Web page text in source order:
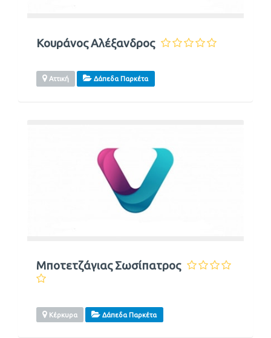
Κουράνος Αλέξανδρος
Αττική Δάπεδα Παρκέτα
Μποτετζάγιας Σωσίπατρος
Κέρκυρα Δάπεδα Παρκέτα